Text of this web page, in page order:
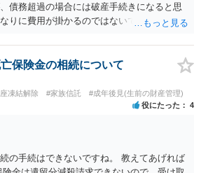
債務超過の場合には破産手続きになると思
りに費用が掛かるのではないでしょうか。
保険金の相続について
凍結解除 #家族信託 #成年後見(生前の財産管理)
役にたった 4
の手続はできないですね。 教えてあげれば